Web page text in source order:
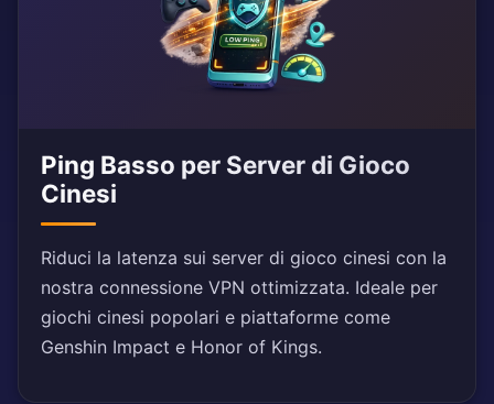
Ping Basso per Server di Gioco
Cinesi
Riduci la latenza sui server di gioco cinesi con la
nostra connessione VPN ottimizzata. Ideale per
giochi cinesi popolari e piattaforme come
Genshin Impact e Honor of Kings.